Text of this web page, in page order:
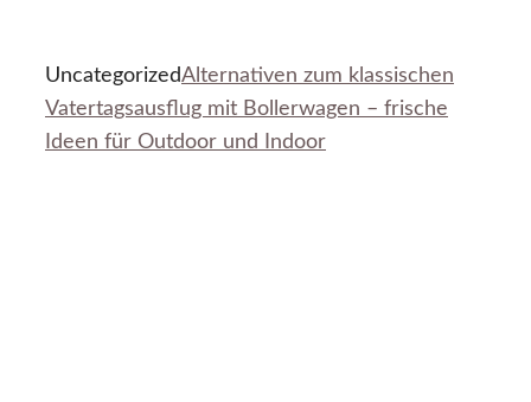
UncategorizedAlternativen zum klassischen
Vatertagsausflug mit Bollerwagen – frische
Ideen für Outdoor und Indoor